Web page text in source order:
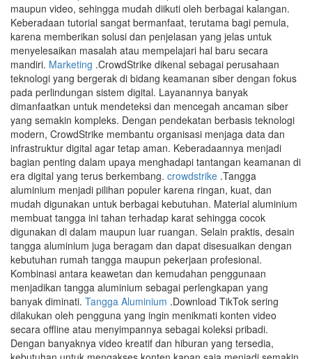
maupun video, sehingga mudah diikuti oleh berbagai kalangan.
Keberadaan tutorial sangat bermanfaat, terutama bagi pemula,
karena memberikan solusi dan penjelasan yang jelas untuk
menyelesaikan masalah atau mempelajari hal baru secara
mandiri. Marketing .CrowdStrike dikenal sebagai perusahaan
teknologi yang bergerak di bidang keamanan siber dengan fokus
pada perlindungan sistem digital. Layanannya banyak
dimanfaatkan untuk mendeteksi dan mencegah ancaman siber
yang semakin kompleks. Dengan pendekatan berbasis teknologi
modern, CrowdStrike membantu organisasi menjaga data dan
infrastruktur digital agar tetap aman. Keberadaannya menjadi
bagian penting dalam upaya menghadapi tantangan keamanan di
era digital yang terus berkembang. crowdstrike .Tangga
aluminium menjadi pilihan populer karena ringan, kuat, dan
mudah digunakan untuk berbagai kebutuhan. Material aluminium
membuat tangga ini tahan terhadap karat sehingga cocok
digunakan di dalam maupun luar ruangan. Selain praktis, desain
tangga aluminium juga beragam dan dapat disesuaikan dengan
kebutuhan rumah tangga maupun pekerjaan profesional.
Kombinasi antara keawetan dan kemudahan penggunaan
menjadikan tangga aluminium sebagai perlengkapan yang
banyak diminati. Tangga Aluminium .Download TikTok sering
dilakukan oleh pengguna yang ingin menikmati konten video
secara offline atau menyimpannya sebagai koleksi pribadi.
Dengan banyaknya video kreatif dan hiburan yang tersedia,